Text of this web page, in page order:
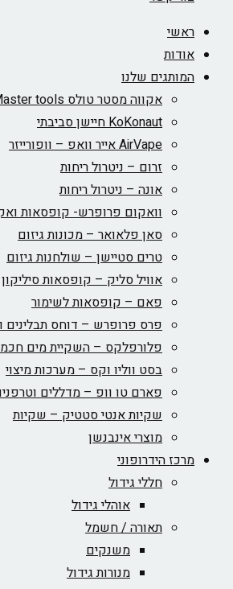
ראשי
אודות
המותגים שלנו
אקווה מסטר טולס Aqua Master tools
KoKonaut חיישן סביבתי
AirVape אייר וואפ – וופורייזר
זרום – ניטרול ריחות
אונה – ניטרול ריחות
וואקום פרופרש- קופסאות
סאן פלאואר – מכונות גיזום
טרים סטיישן – שולחנות גיזום
אוויל סליק – קופסאות סיליקון
פאם – קופסאות לשימור
פרס פרופרש – דוחס תבלינים
פלורפלקס – השקיית מים
בסט ווליו וקס – מערכות מיצוי
פארם טו וופ – מדללים
שקיות אנטי סטטיק – שקיות
מוצרי אינבנשן
מרכז הידרופוני
חללי גידול
אוהלי גידול
תאורה / חשמל
משנקים
מנורות גידול